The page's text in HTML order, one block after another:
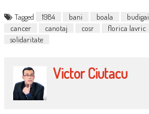
Tagged 1984 bani boala budigai
cancer
canotaj cosr florica lavric
solidaritate
Victor Ciutacu